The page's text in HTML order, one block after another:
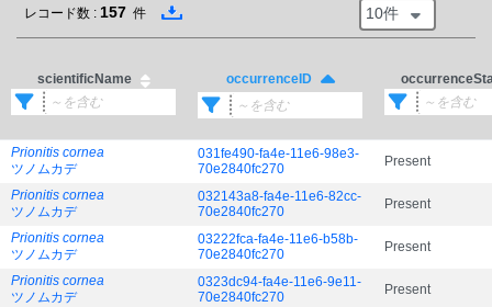
レコード数 : 157 件 10件
scientificName occurrenceID
Prionitis cornea
ツノムカデ
031fe490-fa4e-11e6-98e3-
70e2840fc270
Present
Prionitis cornea
ツノムカデ
032143a8-fa4e-11e6-82cc-
70e2840fc270
Present
Prionitis cornea
ツノムカデ
03222fca-fa4e-11e6-b58b-
70e2840fc270
Present
Prionitis cornea
ツノムカデ
0323dc94-fa4e-11e6-9e11-
70e2840fc270
Present